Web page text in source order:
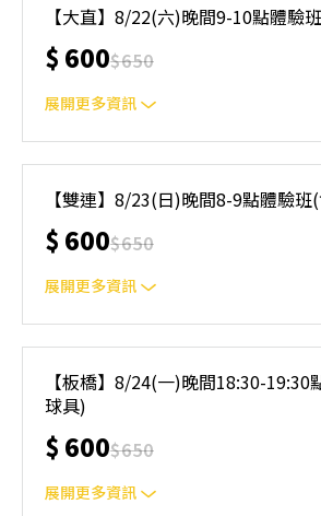
制。歡迎邀請親友一同報名參加，享受
人數未達開班門檻，或因天候不佳無法如
情況安排延期或併班處理。 ⚠️ 報名完成
無法上課，僅提供課程延期選項，恕不
與課程異動規則】。報名後視為您已同
【大直】8/22(六)晚間9-10點體驗
$ 600$650
展開更多資訊
制。歡迎邀請親友一同報名參加，享受團
人數未達開班門檻，或因天候不佳無法如
情況安排延期或併班處理。 ⚠️ 報名完成
無法上課，僅提供課程延期選項，恕不
與課程異動規則】。報名後視為您已同
【雙連】8/23(日)晚間8-9點體驗班
$ 600$650
展開更多資訊
制。歡迎邀請親友一同報名參加，享受
人數未達開班門檻，或因天候不佳無法如
情況安排延期或併班處理。 ⚠️ 報名完成
無法上課，僅提供課程延期選項，恕不
與課程異動規則】。報名後視為您已同
【板橋】8/24(一)晚間18:30-19:30
球具)
$ 600$650
展開更多資訊